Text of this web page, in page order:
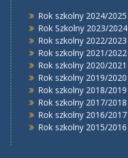
Rok szkolny 2024/2025
Rok Szkolny 2023/2024
Rok szkolny 2022/2023
Rok szkolny 2021/2022
Rok szkolny 2020/2021
Rok szkolny 2019/2020
Rok szkolny 2018/2019
Rok szkolny 2017/2018
Rok szkolny 2016/2017
Rok szkolny 2015/2016